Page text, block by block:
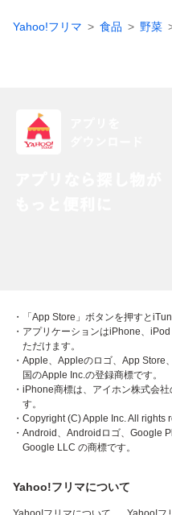
Yahoo!フリマ 食品 野菜
・「App Store」ボタンを押すと
・アプリケーションはiPhone、
ただけます。
・Apple、Appleのロゴ、App
国のApple Inc.の登録商標です。
・iPhone商標は、アイホン株式会
す。
・Copyright (C) Apple Inc. All rights
・Android、Androidロゴ、Google
Google LLC の商標です。
Yahoo!フリマについて